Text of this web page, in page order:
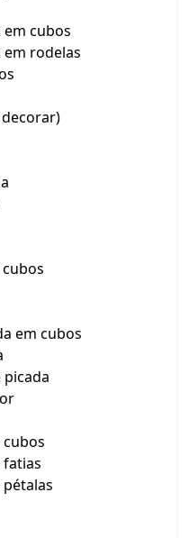
cubos
rodelas
em cubos
fatias